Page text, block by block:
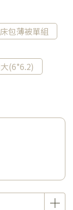
床包薄被單組
(6*6.2)